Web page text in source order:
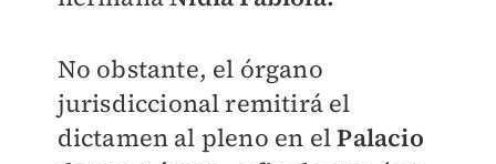
No obstante, el órgano
jurisdiccional remitirá el
dictamen al pleno en elPalacio